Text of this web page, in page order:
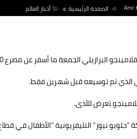
Amr الصفحة الرئيسية أخبار العالم
الجمعة ما أسفر عن مصرع 10 أشخاص وإصابة 3 أخرين على الأقل.
الذي تم توسيعه قبل شهرين فقط.
تعرض للآذى.
نيوز” التليفزيونية “الأطفال في